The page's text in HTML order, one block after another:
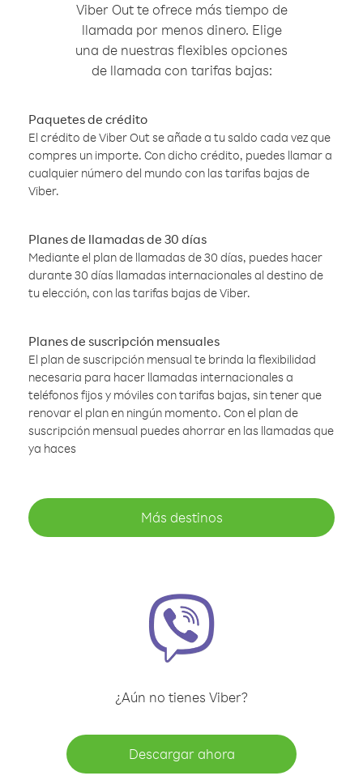
Viber Out te ofrece más tiempo de
llamada por menos dinero. Elige
una de nuestras flexibles opciones
de llamada con tarifas bajas:
Paquetes de crédito
El crédito de Viber Out se añade a tu saldo cada vez que
compres un importe. Con dicho crédito, puedes llamar a
cualquier número del mundo con las tarifas bajas de
Viber.
Planes de llamadas de 30 días
Mediante el plan de llamadas de 30 días, puedes hacer
durante 30 días llamadas internacionales al destino de
tu elección, con las tarifas bajas de Viber.
Planes de suscripción mensuales
El plan de suscripción mensual te brinda la flexibilidad
necesaria para hacer llamadas internacionales a
teléfonos fijos y móviles con tarifas bajas, sin tener que
renovar el plan en ningún momento. Con el plan de
suscripción mensual puedes ahorrar en las llamadas que
ya haces
Más destinos
¿Aún no tienes Viber?
Descargar ahora